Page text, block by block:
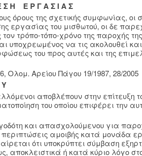
Η Ε Ρ Γ Α Σ Ι Α Σ
όρους της σχετικής συμφωνίας,
εργασίας του μισθωτού, οι δε
τρόπο-τόπο-χρόνο της παροχής
υποχρεωμένος να τις ακολουθεί
του προς αυτές και της
Ολομ. Αρείου Πάγου 19/1987, 28/2005
αποβλέπουν στην επίτευξη
του οποίου επιφέρει την
και απασχολούμενου για
περιπτώσεις αμοιβής κατά μονάδα
ότι υποκρύπτει σύμβαση
ή κατά κύριο λόγο